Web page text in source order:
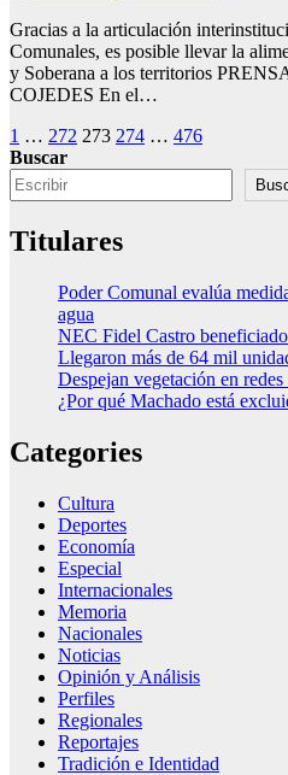
Gracias a la articulación
Comunales, es posible llevar la
y Soberana a los territorios
COJEDES En el…
Paginación
de
entradas
1 … 272 273 274 … 476
Buscar
Titulares
Poder Comunal evalúa
agua
NEC Fidel Castro
Llegaron más de 64 mil
Despejan vegetación en
¿Por qué Machado está
Categories
Cultura
Deportes
Economía
Especial
Internacionales
Memoria
Nacionales
Noticias
Opinión y Análisis
Perfiles
Regionales
Reportajes
Tradición e Identidad